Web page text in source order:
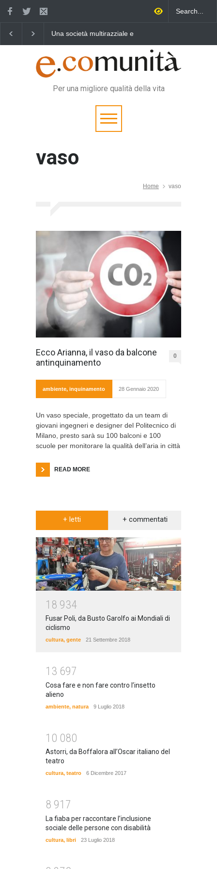
Una società multirazziale e
Per una migliore qualità della vita
vaso
Home vaso
Ecco Arianna, il vaso da balcone
antinquinamento
0
ambiente, inquinamento 28 Gennaio 2020
Un vaso speciale, progettato da un team di
giovani ingegneri e designer del Politecnico di
Milano, presto sarà su 100 balconi e 100
scuole per monitorare la qualità dell’aria in città
READ MORE
+ letti + commentati
1 8 934
Fusar Poli, da Busto Garolfo ai Mondiali di
ciclismo
cultura, gente 21 Settembre 2018
1 3 697
Cosa fare e non fare contro l’insetto
alieno
ambiente, natura 9 Luglio 2018
1 0 080
Astorri, da Boffalora all’Oscar italiano del
teatro
cultura, teatro 6 Dicembre 2017
8 91 7
La fiaba per raccontare l’inclusione
sociale delle persone con disabilità
cultura, libri 23 Luglio 2018